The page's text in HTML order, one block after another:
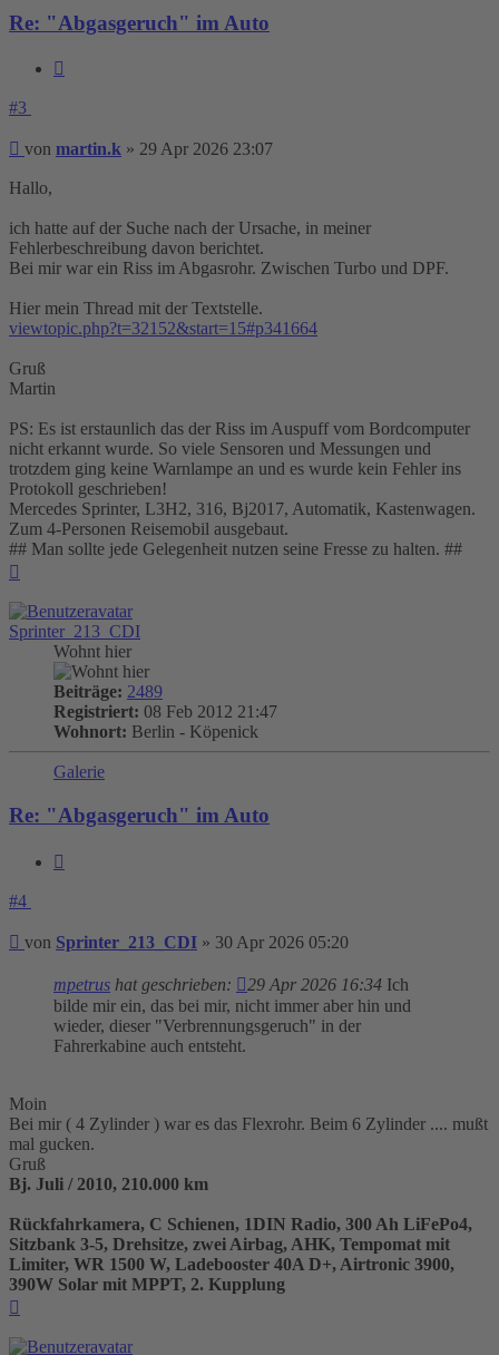
Re: "Abgasgeruch" im Auto
#3
Beitrag
von martin.k » 29 Apr 2026 23:07
Hallo,
ich hatte auf der Suche nach der Ursache, in meiner
Fehlerbeschreibung davon berichtet.
Bei mir war ein Riss im Abgasrohr. Zwischen Turbo und DPF.
Hier mein Thread mit der Textstelle.
viewtopic.php?t=32152&start=15#p341664
Gruß
Martin
PS: Es ist erstaunlich das der Riss im Auspuff vom Bordcomputer
nicht erkannt wurde. So viele Sensoren und Messungen und
trotzdem ging keine Warnlampe an und es wurde kein Fehler ins
Protokoll geschrieben!
Mercedes Sprinter, L3H2, 316, Bj2017, Automatik, Kastenwagen.
Zum 4-Personen Reisemobil ausgebaut.
## Man sollte jede Gelegenheit nutzen seine Fresse zu halten. ##
Sprinter_213_CDI
Wohnt hier
Beiträge: 2489
Registriert: 08 Feb 2012 21:47
Wohnort: Berlin - Köpenick
Galerie
Re: "Abgasgeruch" im Auto
#4
Beitrag
von Sprinter_213_CDI » 30 Apr 2026 05:20
mpetrus hat geschrieben: 29 Apr 2026 16:34 Ich
bilde mir ein, das bei mir, nicht immer aber hin und
wieder, dieser "Verbrennungsgeruch" in der
Fahrerkabine auch entsteht.
Moin
Bei mir ( 4 Zylinder ) war es das Flexrohr. Beim 6 Zylinder .... mußt
mal gucken.
Gruß
Bj. Juli / 2010, 210.000 km
Rückfahrkamera, C Schienen, 1DIN Radio, 300 Ah LiFePo4,
Sitzbank 3-5, Drehsitze, zwei Airbag, AHK, Tempomat mit
Limiter, WR 1500 W, Ladebooster 40A D+, Airtronic 3900,
390W Solar mit MPPT, 2. Kupplung